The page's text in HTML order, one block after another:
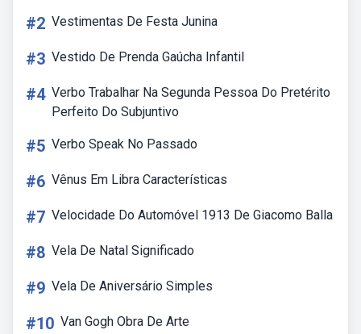
#2 Vestimentas De Festa Junina
#3 Vestido De Prenda Gaúcha Infantil
#4 Verbo Trabalhar Na Segunda Pessoa Do Pretérito
Perfeito Do Subjuntivo
#5 Verbo Speak No Passado
#6 Vênus Em Libra Características
#7 Velocidade Do Automóvel 1913 De Giacomo Balla
#8 Vela De Natal Significado
#9 Vela De Aniversário Simples
#10 Van Gogh Obra De Arte